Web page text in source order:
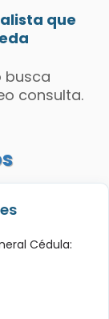
que
busca
consulta.
Cédula: